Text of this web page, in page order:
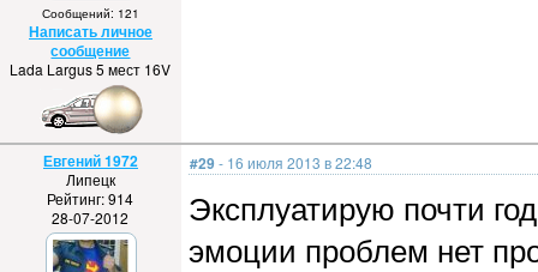
Сообщений: 121
Написать личное
сообщение
Lada Largus 5 мест 16V
Евгений 1972
Липецк
Рейтинг: 914
28-07-2012
#29- 16 июля 2013 в 22:48
Эксплуатирую почти
эмоции проблем нет